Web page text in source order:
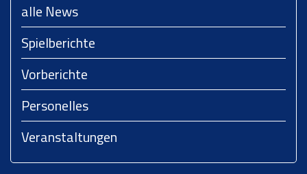
alle News
Spielberichte
Vorberichte
Personelles
Veranstaltungen